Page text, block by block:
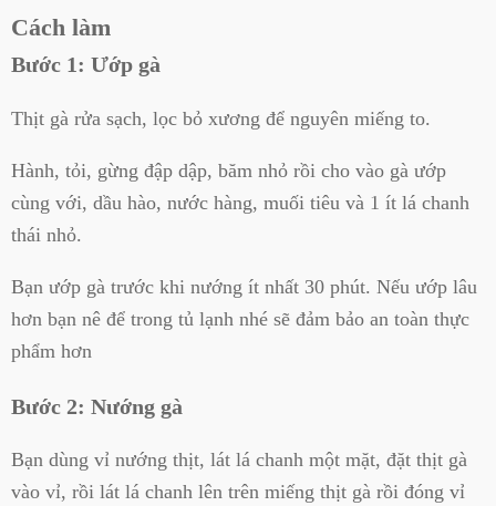
Cách làm
Bước 1: Ướp gà
Thịt gà rửa sạch, lọc bỏ xương để nguyên miếng to.
Hành, tỏi, gừng đập dập, băm nhỏ rồi cho vào gà ướp
cùng với, dầu hào, nước hàng, muối tiêu và 1 ít lá chanh
thái nhỏ.
Bạn ướp gà trước khi nướng ít nhất 30 phút. Nếu ướp lâu
hơn bạn nê để trong tủ lạnh nhé sẽ đảm bảo an toàn thực
phẩm hơn
Bước 2: Nướng gà
Bạn dùng vỉ nướng thịt, lát lá chanh một mặt, đặt thịt gà
vào vỉ, rồi lát lá chanh lên trên miếng thịt gà rồi đóng vỉ